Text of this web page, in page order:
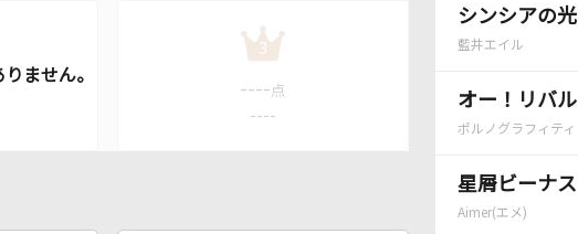
シンシアの光
藍井エイル
オー！リバル
ポルノグラフィティ
星屑ビーナス
Aimer(エメ)
3
---- 点
----